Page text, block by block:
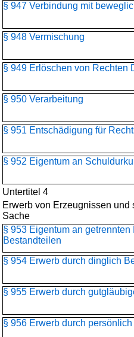
§ 947 Verbindung mit
§ 948 Vermischung
§ 949 Erlöschen von Rechten
§ 950 Verarbeitung
§ 951 Entschädigung für
§ 952 Eigentum an
Untertitel 4
Erwerb von Erzeugnissen
Sache
§ 953 Eigentum an getrennten
Bestandteilen
§ 954 Erwerb durch dinglich
§ 955 Erwerb durch
§ 956 Erwerb durch